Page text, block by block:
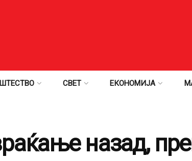
СВЕТ ЕКОНОМИЈА
назад,